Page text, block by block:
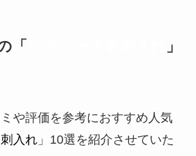
「
」
や評価を参考におすすめ人気
入れ」10選を紹介させていた